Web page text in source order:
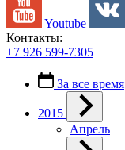
Youtube
Контакты:
+7 926 599-7305
За все время
2015
Апрель